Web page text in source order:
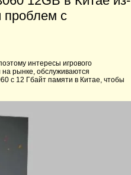
проблем с
интересы игрового
рынке, обслуживаются
с 12 Гбайт памяти в Китае, чтобы